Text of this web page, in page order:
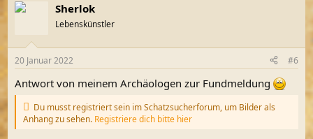
Sherlok
Lebenskünstler
20 Januar 2022 #6
Antwort von meinem Archäologen zur Fundmeldung
Du musst registriert sein im Schatzsucherforum, um Bilder als
Anhang zu sehen. Registriere dich bitte hier